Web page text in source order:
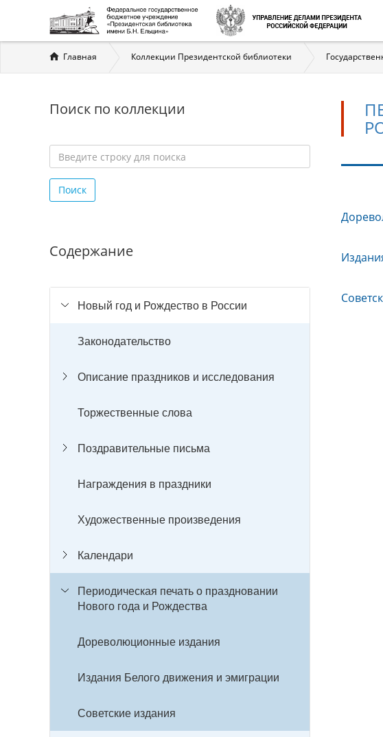
Вы
здесь
Главная Коллекции Президентской библиотеки
Поиск по коллекции
строку
для
Поиск
Содержание
Новый год и Рождество в России
Законодательство
Описание праздников и исследования
Торжественные слова
Поздравительные письма
Награждения в праздники
Художественные произведения
Календари
Периодическая печать о праздновании
Нового года и Рождества
Дореволюционные издания
Издания Белого движения и эмиграции
Советские издания
года